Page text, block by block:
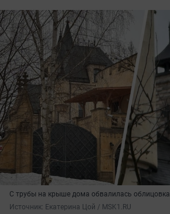
С трубы на крыше дома обвалилась облицовка
Источник: Екатерина Цой / MSK1.RU